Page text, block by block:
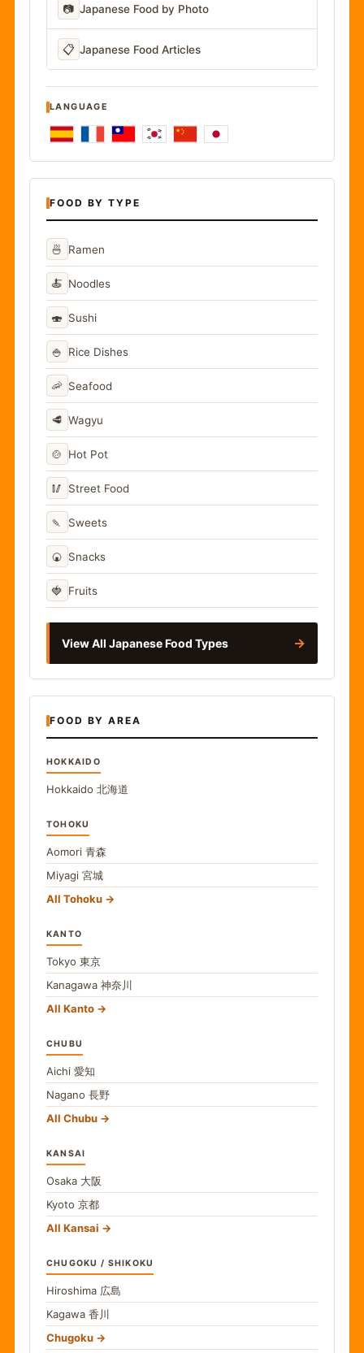
📷 Japanese Food by Photo
📋 Japanese Food Articles
LANGUAGE
FOOD BY TYPE
🍜 Ramen
🍝 Noodles
🍣 Sushi
🍚 Rice Dishes
🦐 Seafood
🥩 Wagyu
🍲 Hot Pot
🥢 Street Food
🍡 Sweets
🍘 Snacks
🍓 Fruits
View All Japanese Food Types →
FOOD BY AREA
HOKKAIDO
Hokkaido 北海道
TOHOKU
Aomori 青森
Miyagi 宮城
All Tohoku
KANTO
Tokyo 東京
Kanagawa 神奈川
All Kanto
CHUBU
Aichi 愛知
Nagano 長野
All Chubu
KANSAI
Osaka 大阪
Kyoto 京都
All Kansai
CHUGOKU / SHIKOKU
Hiroshima 広島
Kagawa 香川
Chugoku